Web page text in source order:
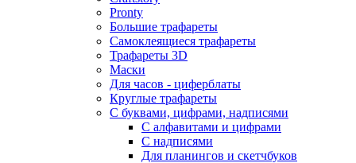
Pronty
Большие трафареты
Самоклеящиеся трафареты
Трафареты 3D
Маски
Для часов - циферблаты
Круглые трафареты
С буквами, цифрами, надписями
С алфавитами и цифрами
С надписями
Для планингов и скетчбуков